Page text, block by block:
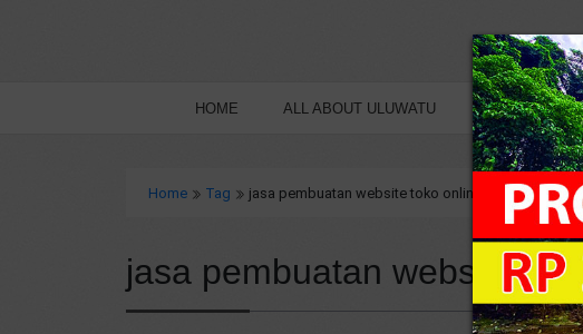
HOME ALL ABOUT ULUWATU BLOG
Home Tag jasa pembuatan website toko online di bali
jasa pembuatan website